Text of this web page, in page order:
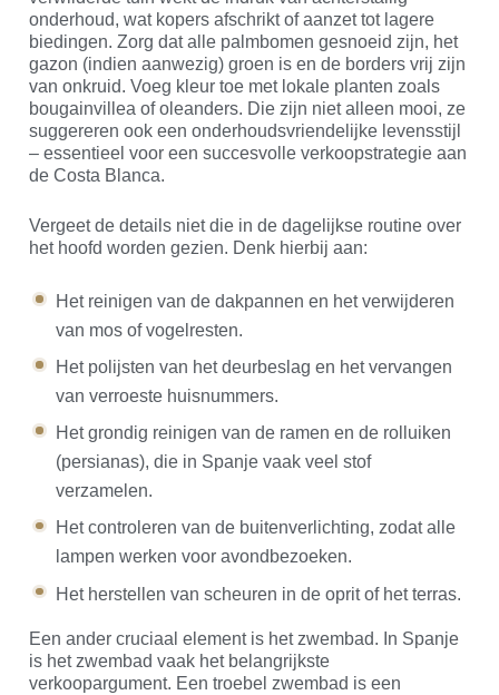
onderhoud, wat kopers afschrikt of aanzet tot lagere
biedingen. Zorg dat alle palmbomen gesnoeid zijn, het
gazon (indien aanwezig) groen is en de borders vrij zijn
van onkruid. Voeg kleur toe met lokale planten zoals
bougainvillea of oleanders. Die zijn niet alleen mooi, ze
suggereren ook een onderhoudsvriendelijke levensstijl
– essentieel voor een succesvolle verkoopstrategie aan
de Costa Blanca.
Vergeet de details niet die in de dagelijkse routine over
het hoofd worden gezien. Denk hierbij aan:
Het reinigen van de dakpannen en het verwijderen
van mos of vogelresten.
Het polijsten van het deurbeslag en het vervangen
van verroeste huisnummers.
Het grondig reinigen van de ramen en de rolluiken
(persianas), die in Spanje vaak veel stof
verzamelen.
Het controleren van de buitenverlichting, zodat alle
lampen werken voor avondbezoeken.
Het herstellen van scheuren in de oprit of het terras.
Een ander cruciaal element is het zwembad. In Spanje
is het zwembad vaak het belangrijkste
verkoopargument. Een troebel zwembad is een